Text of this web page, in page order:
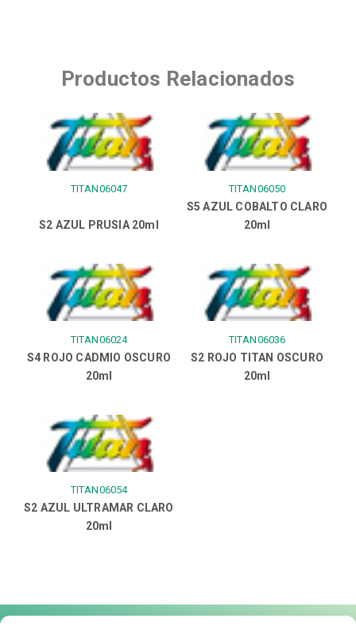
Productos Relacionados
TITAN06047
S2 AZUL PRUSIA 20ml
TITAN06050
S5 AZUL COBALTO CLARO
20ml
TITAN06024
S4 ROJO CADMIO OSCURO
20ml
TITAN06036
S2 ROJO TITAN OSCURO
20ml
TITAN06054
S2 AZUL ULTRAMAR CLARO
20ml